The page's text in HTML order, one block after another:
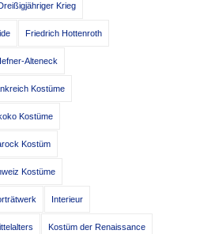
Krieg
Friedrich Hottenroth
Alteneck
Kostüme
Kostüme
Kostüm
Kostüme
Interieur
Kostüm der Renaissance